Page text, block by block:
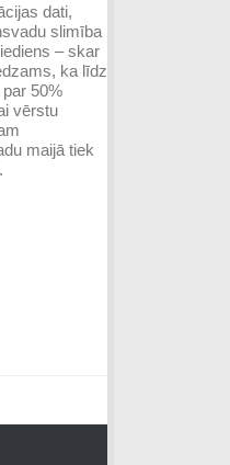
dati,
slimība
– skar
ka līdz
50%
vērstu
maijā tiek